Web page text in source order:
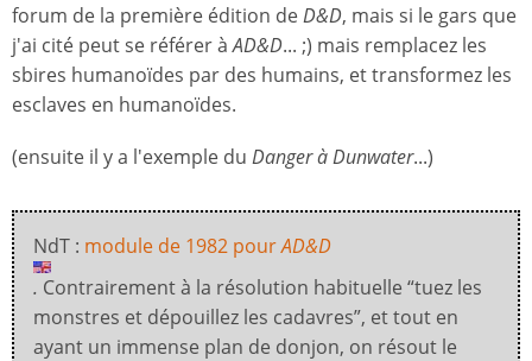
forum de la première édition deD&D, mais si le gars que
j'ai cité peut se référer àAD&D... ;) mais remplacez les
sbires humanoïdes par des humains, et transformez les
esclaves en humanoïdes.
(ensuite il y a l'exemple du Danger à Dunwater...)
NdT : module de 1982 pourAD&D
. Contrairement à la résolution habituelle “tuez les
monstres et dépouillez les cadavres”, et tout en
ayant un immense plan de donjon, on résout le